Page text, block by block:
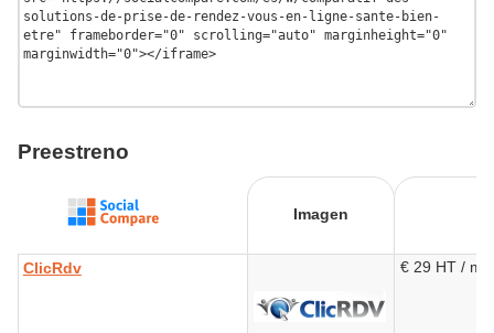
Preestreno